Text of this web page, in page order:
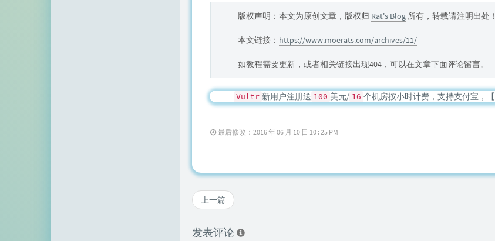
版权声明：本文为原创文章，版权归 Rat's Blog 所有，转载请注明出处！
本文链接： https://www.moerats.com/archives/11/
如教程需要更新，或者相关链接出现404，可以在文章下面评论留言。
Vultr 新用户注册送 100 美元/ 16 个机房按小时计费，支持支付宝，【
最后修改：2016 年 06 月 10 日 10 : 25 PM
上一篇
发表评论